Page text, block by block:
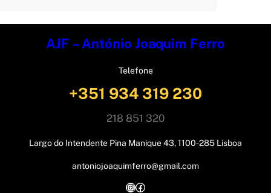
AJF – António Joaquim Ferro
Telefone
+351 934 319 230
218 851 320
Largo do Intendente Pina Manique 43, 1100-285 Lisboa
antoniojoaquimferro@gmail.com
InstagramFacebook